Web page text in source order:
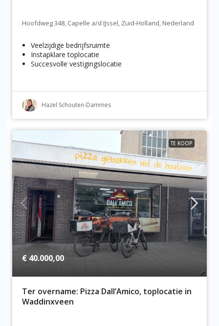
Hoofdweg 348, Capelle a/d IJssel, Zuid-Holland, Nederland
Veelzijdige bedrijfsruimte
Instapklare toplocatie
Succesvolle vestigingslocatie
Hazel Schouten-Dammes
TE KOOP
€ 40.000,00
Ter overname: Pizza Dall’Amico, toplocatie in
Waddinxveen